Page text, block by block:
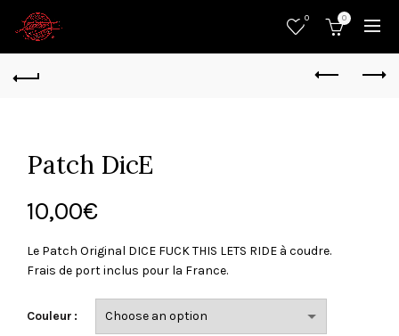
0 0
Patch DicE
10,00€
Le Patch Original DICE FUCK THIS LETS RIDE à coudre.
Frais de port inclus pour la France.
Couleur